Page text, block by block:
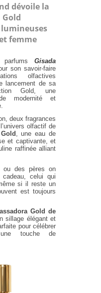
dévoile la
femme
parfums Gisada
son savoir-faire
olfactives
lancement de sa
Gold, une
modernité et
deux fragrances
olfactif de
, une eau de
et captivante, et
raffinée alliant
ou des pères on
celui qui
si il reste un
est toujours
Gold de
sillage élégant et
pour célébrer
touche de